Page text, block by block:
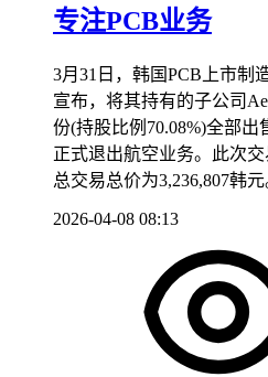
专注PCB业务
3月31日，韩国PCB上市制
宣布，将其持有的子公司
份(持股比例70.08%)全部出
正式退出航空业务。此次交
总交易总价为3,236,807韩元
2026-04-08 08:13